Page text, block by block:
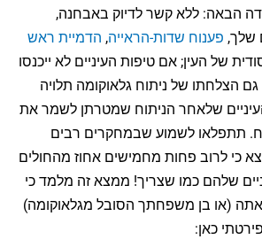
הבאה: ללא קשר לדיוק באבחנה,
שלך, פענוח שדות-הראייה, הדמיית ראש
של העין; אם טיפות העיניים לא ייכנסו
גם הצלחתו של ניתוח גלאוקומה תלויה
שלאחר הניתוח שמטרתן לשמר את
תתפלאו לשמוע שבמחקרים רבים
כי לרוב פחות מחמישים אחוז מהחולים
שלהם כמו שצריך! ממצא זה מלמד כי
אתה (או בן משפחתך הסובל מגלאוקומה)
כאן: